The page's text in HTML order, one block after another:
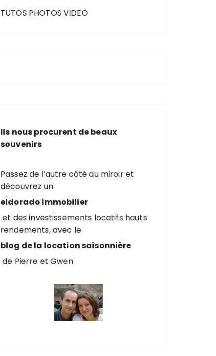
TUTOS PHOTOS VIDEO
Ils nous procurent de beaux
souvenirs
Passez de l’autre côté du miroir et
découvrez un
eldorado immobilier
et des investissements locatifs hauts
rendements, avec le
blog de la location saisonnière
de Pierre et Gwen